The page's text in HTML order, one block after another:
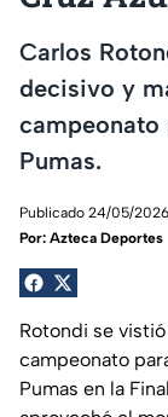
Carlos
decisivo y
campeonato
Pumas.
Publicado 24/05/2026
Por: Azteca Deportes
Rotondi se
campeonato
Pumas en la